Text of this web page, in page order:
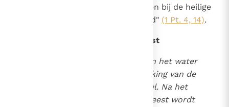
en bij de heilige
Petrus: de "Geest der heerlijkheid" (1 Pt. 4, 14).
De symbolen van de Heilige Geest
. De symboliek van het water
is kenmerkend voor de werking van de
Heilige Geest bij het doopsel. Na het
aanroepen van de Heilige Geest wordt